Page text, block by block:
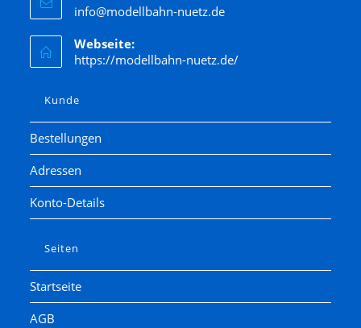
info@modellbahn-nuetz.de
Webseite:
https://modellbahn-nuetz.de/
Kunde
Bestellungen
Adressen
Konto-Details
Seiten
Startseite
AGB